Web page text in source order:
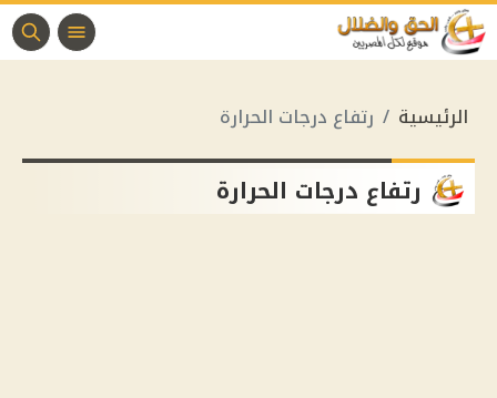
الرئيسية رتفاع درجات الحرارة
رتفاع درجات الحرارة